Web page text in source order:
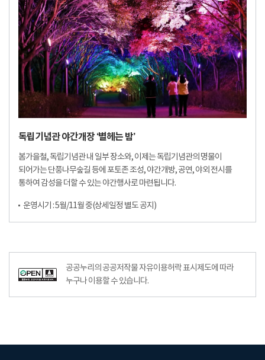
독립기념관 야간개장 ‘별헤는 밤’
봄가을철, 독립기념관 내 일부 장소와, 이제는 독립기념관의 명물이
되어가는 단풍나무숲길 등에 포토존 조성, 야간개방, 공연, 야외 전시를
통하여 감성을 더할 수 있는 야간행사로 마련됩니다.
운영시기 : 5월/11월 중(상세일정 별도 공지)
공공누리의 공공저작물 자유이용허락 표시제도에 따라
누구나 이용할 수 있습니다.